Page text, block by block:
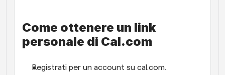
Come ottenere un link
personale di Cal.com
Registrati per un account su cal.com.